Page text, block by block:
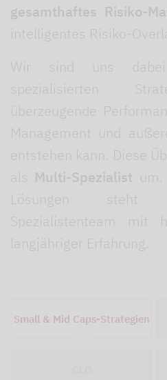
gesamthaftes Risiko-
intelligentes Risiko-
Wir sind uns
spezialisierten
überzeugende
Management und
entstehen kann. Diese
als Multi-Spezialist
Lösungen steht
Spezialistenteam mit
langjähriger Erfahrung.
Small & Mid Caps-Strategien